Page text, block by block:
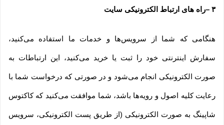
۳ –راه های ارتباط الکترونیکی سایت
هنگامی که شما از سرویس‌‏ها و خدمات ما استفاده می‏‌کنید،
سفارش اینترنتی خود را ثبت یا خرید می‏‌کنید، این ارتباطات به
صورت الکترونیکی انجام می‏‌شود و در صورتی که درخواست شما با
رعایت کلیه اصول و رویه‏‌ها باشد، شما موافقت می‌‏کنید که کاکتوس
شاپینگ به صورت الکترونیکی (از طریق پست الکترونیکی، سرویس